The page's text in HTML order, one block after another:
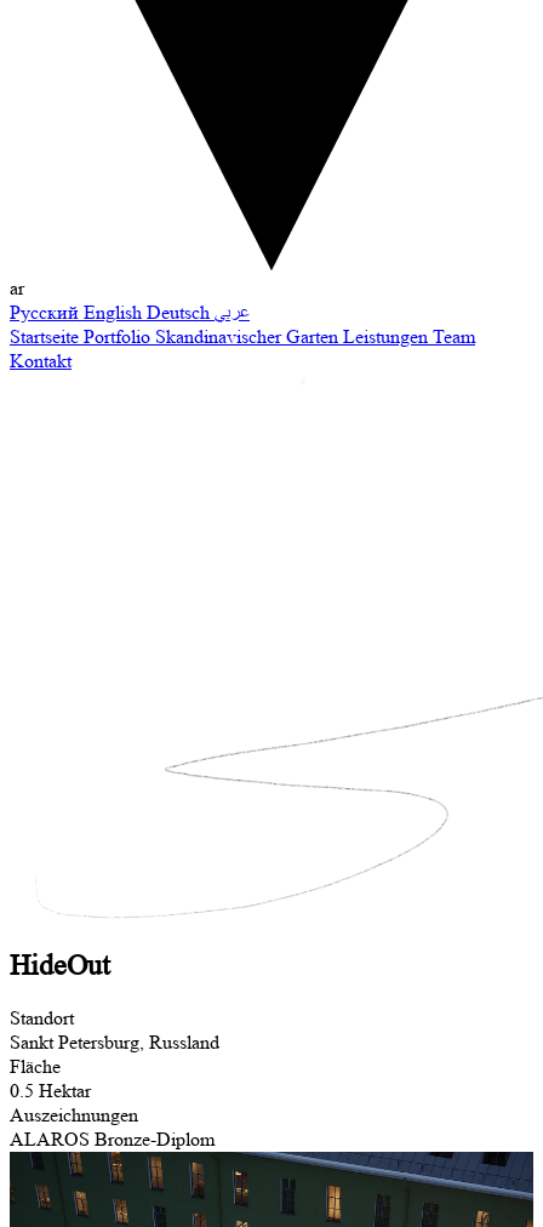
ar
Русский English Deutsch عربي
Startseite Portfolio Skandinavischer Garten Leistungen Team
Kontakt
HideOut
Standort
Sankt Petersburg, Russland
Fläche
0.5 Hektar
Auszeichnungen
ALAROS Bronze-Diplom